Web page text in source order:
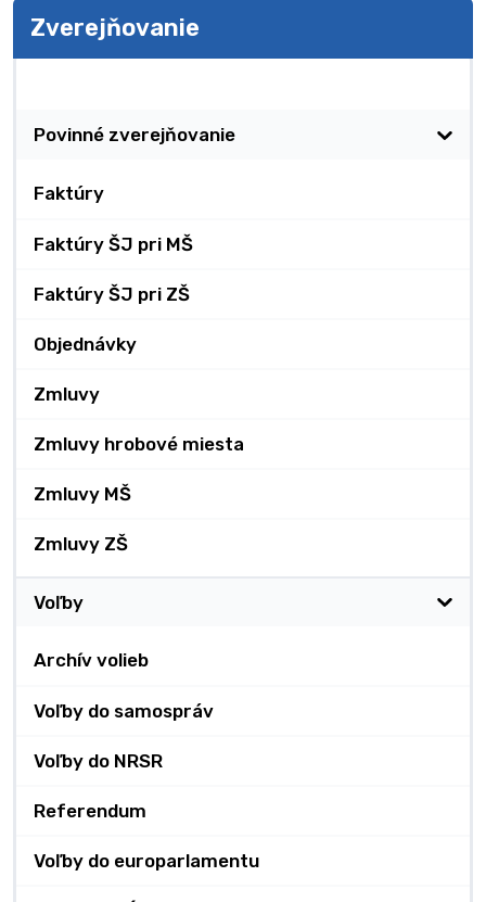
Zverejňovanie
Povinné zverejňovanie
Faktúry
Faktúry ŠJ pri MŠ
Faktúry ŠJ pri ZŠ
Objednávky
Zmluvy
Zmluvy hrobové miesta
Zmluvy MŠ
Zmluvy ZŠ
Voľby
Archív volieb
Voľby do samospráv
Voľby do NRSR
Referendum
Voľby do europarlamentu